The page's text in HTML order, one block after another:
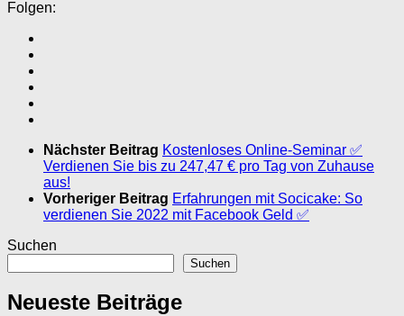
Folgen:
Nächster Beitrag Kostenloses Online-Seminar ✅
Verdienen Sie bis zu 247,47 € pro Tag von Zuhause
aus!
Vorheriger Beitrag Erfahrungen mit Socicake: So
verdienen Sie 2022 mit Facebook Geld ✅
Suchen
Suchen
Neueste Beiträge